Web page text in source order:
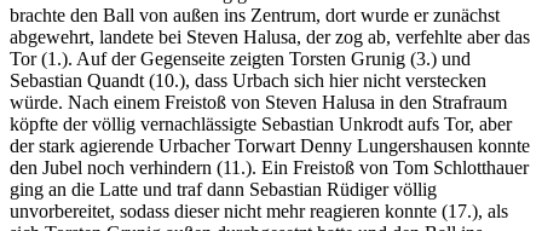
brachte den Ball von außen ins Zentrum, dort wurde er zunächst
abgewehrt, landete bei Steven Halusa, der zog ab, verfehlte aber das
Tor (1.). Auf der Gegenseite zeigten Torsten Grunig (3.) und
Sebastian Quandt (10.), dass Urbach sich hier nicht verstecken
würde. Nach einem Freistoß von Steven Halusa in den Strafraum
köpfte der völlig vernachlässigte Sebastian Unkrodt aufs Tor, aber
der stark agierende Urbacher Torwart Denny Lungershausen konnte
den Jubel noch verhindern (11.). Ein Freistoß von Tom Schlotthauer
ging an die Latte und traf dann Sebastian Rüdiger völlig
unvorbereitet, sodass dieser nicht mehr reagieren konnte (17.), als